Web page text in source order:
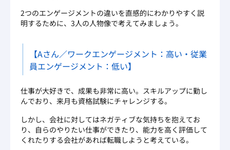
2つのエンゲージメントの違いを直感的にわかりやすく説
明するために、3人の人物像で考えてみましょう。
【Aさん／ワークエンゲージメント：高い・従業
員エンゲージメント：低い】
仕事が大好きで、成果も非常に高い。スキルアップに勤し
んでおり、来月も資格試験にチャレンジする。
しかし、会社に対してはネガティブな気持ちを抱えてお
り、自らのやりたい仕事ができたり、能力を高く評価して
くれたりする会社があれば転職しようと考えている。